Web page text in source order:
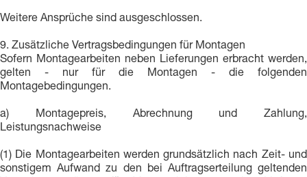
Weitere Ansprüche sind ausgeschlossen.
9. Zusätzliche Vertragsbedingungen für Montagen
Sofern Montagearbeiten neben Lieferungen erbracht werden,
gelten - nur für die Montagen - die folgenden
Montagebedingungen.
a) Montagepreis, Abrechnung und Zahlung,
Leistungsnachweise
(1) Die Montagearbeiten werden grundsätzlich nach Zeit- und
sonstigem Aufwand zu den bei Auftragserteilung geltenden